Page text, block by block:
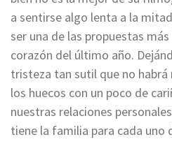
a sentirse algo lenta a la
ser una de las propuestas
corazón del último año.
tristeza tan sutil que no
los huecos con un poco de
nuestras relaciones
tiene la familia para cada uno